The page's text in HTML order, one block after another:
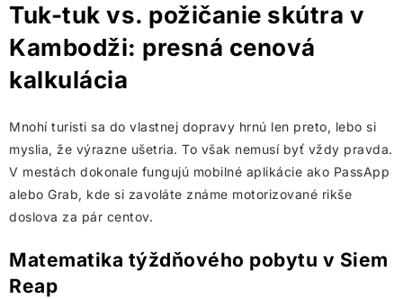
Tuk-tuk vs. požičanie skútra v
Kambodži: presná cenová
kalkulácia
Mnohí turisti sa do vlastnej dopravy hrnú len preto, lebo si
myslia, že výrazne ušetria. To však nemusí byť vždy pravda.
V mestách dokonale fungujú mobilné aplikácie ako PassApp
alebo Grab, kde si zavoláte známe motorizované rikše
doslova za pár centov.
Matematika týždňového pobytu v Siem
Reap